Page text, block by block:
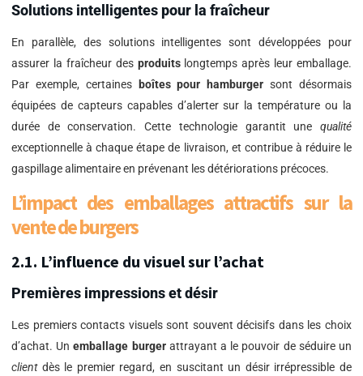
Solutions intelligentes pour la fraîcheur
En parallèle, des solutions intelligentes sont développées pour
assurer la fraîcheur des produitslongtemps après leur emballage.
Par exemple, certaines
boîtes pour hamburger sont désormais
équipées de capteurs capables d’alerter sur la température ou la
durée de conservation. Cette technologie garantit une qualité
exceptionnelle à chaque étape de livraison, et contribue à réduire le
gaspillage alimentaire en prévenant les détériorations précoces.
L’impact des emballages attractifs sur la
vente de burgers
2.1. L’influence du visuel sur l’achat
Premières impressions et désir
Les premiers contacts visuels sont souvent décisifs dans les choix
d’achat. Unemballage burgerattrayant a le pouvoir de séduire un
clientdès le premier regard, en suscitant un désir irrépressible de